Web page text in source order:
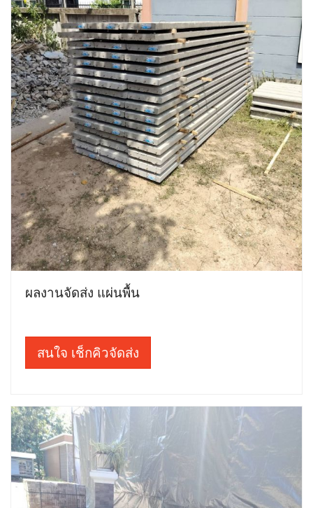
ผลงานจัดส่ง แผ่นพื้น
สนใจ เช็กคิวจัดส่ง